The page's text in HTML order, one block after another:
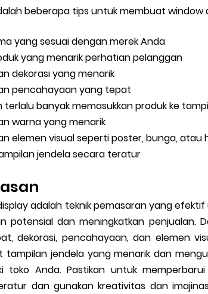
beberapa tips untuk membuat window
yang sesuai dengan merek Anda
yang menarik perhatian pelanggan
dekorasi yang menarik
pencahayaan yang tepat
terlalu banyak memasukkan produk ke
warna yang menarik
elemen visual seperti poster, bunga, atau
jendela secara teratur
adalah teknik pemasaran yang
potensial dan meningkatkan penjualan.
dekorasi, pencahayaan, dan elemen
tampilan jendela yang menarik dan
toko Anda. Pastikan untuk
dan gunakan kreativitas dan